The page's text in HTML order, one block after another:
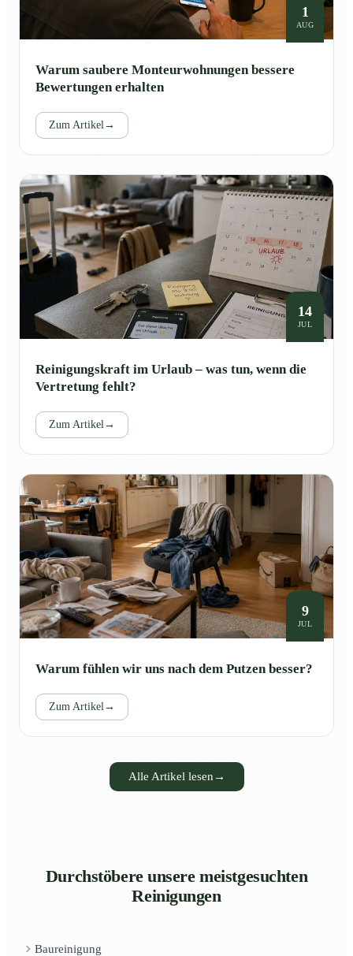
1
AUG
Warum saubere Monteurwohnungen bessere
Bewertungen erhalten
Zum Artikel →
14
JUL
Reinigungskraft im Urlaub – was tun, wenn die
Vertretung fehlt?
Zum Artikel →
9
JUL
Warum fühlen wir uns nach dem Putzen besser?
Zum Artikel →
Alle Artikel lesen →
Durchstöbere unsere meistgesuchten
Reinigungen
Baureinigung